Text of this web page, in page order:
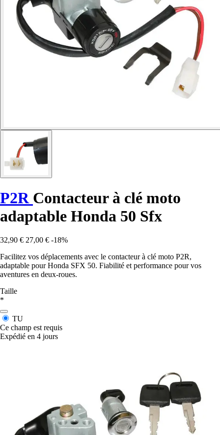
P2R Contacteur à clé moto
adaptable Honda 50 Sfx
32,90 € 27,00 € -18%
Facilitez vos déplacements avec le contacteur à clé moto P2R,
adaptable pour Honda SFX 50. Fiabilité et performance pour vos
aventures en deux-roues.
Taille
*
TU
Ce champ est requis
Expédié en 4 jours